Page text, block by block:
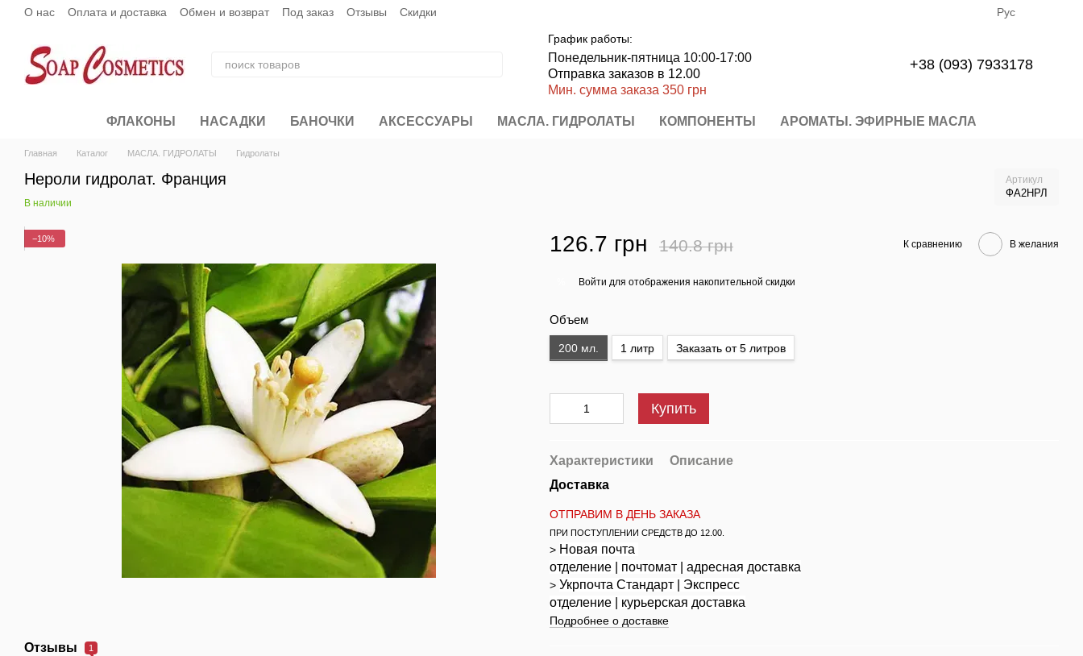
Перейти к основному контенту
О нас Оплата и доставка Обмен и возврат Под заказ Отзывы Скидки Рус
График работы:
Понедельник-пятница 10:00-17:00
Отправка заказов в 12.00
Мин. сумма заказа 350 грн
+38 (093) 7933178
ФЛАКОНЫ НАСАДКИ БАНОЧКИ АКСЕССУАРЫ МАСЛА. ГИДРОЛАТЫ КОМПОНЕНТЫ АРОМАТЫ. ЭФИРНЫЕ МАСЛА
Главная Каталог МАСЛА. ГИДРОЛАТЫ Гидролаты
Нероли гидролат. Франция Артикул
ФА2НРЛ
В наличии
−10%
Отзывы 1
126.7 грн 140.8 грн К сравнению В желания
Войти для отображения накопительной скидки
Объем
200 мл. 1 литр Заказать от 5 литров
Купить
Характеристики
Описание
Доставка
ОТПРАВИМ В ДЕНЬ ЗАКАЗА
ПРИ ПОСТУПЛЕНИИ СРЕДСТВ ДО 12.00.
> Новая почта
отделение | почтомат | адресная доставка
> Укрпочта Стандарт
| Экспресс
отделение | курьерская доставка
Подробнее о доставке